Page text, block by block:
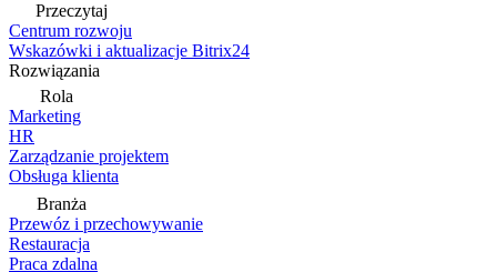
Przeczytaj
Centrum rozwoju
Wskazówki i aktualizacje Bitrix24
Rozwiązania
Rola
Marketing
HR
Zarządzanie projektem
Obsługa klienta
Branża
Przewóz i przechowywanie
Restauracja
Praca zdalna